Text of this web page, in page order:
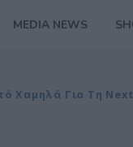
MEDIA NEWS
Χαμηλά Για Τη